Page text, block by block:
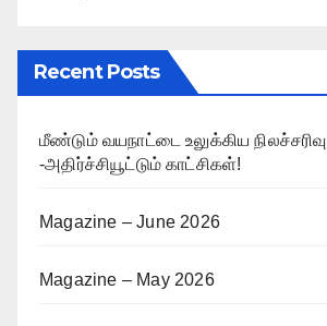
Recent Posts
மீண்டும் வயநாட்டை உலுக்கிய நிலச்சரிவு
-அதிர்ச்சியூட்டும் காட்சிகள்!
Magazine – June 2026
Magazine – May 2026